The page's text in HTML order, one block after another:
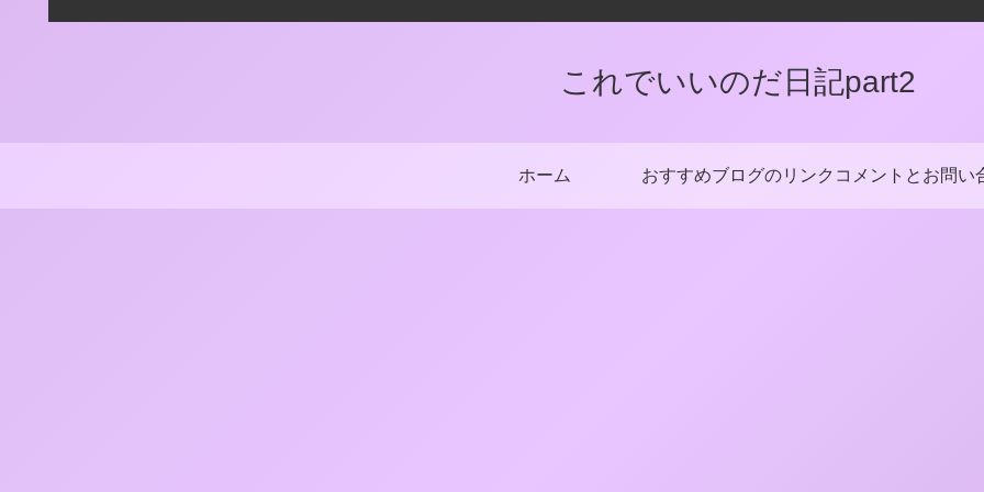
これでいいのだ日記part2
ホーム おすすめブログのリンク コメントとお問い